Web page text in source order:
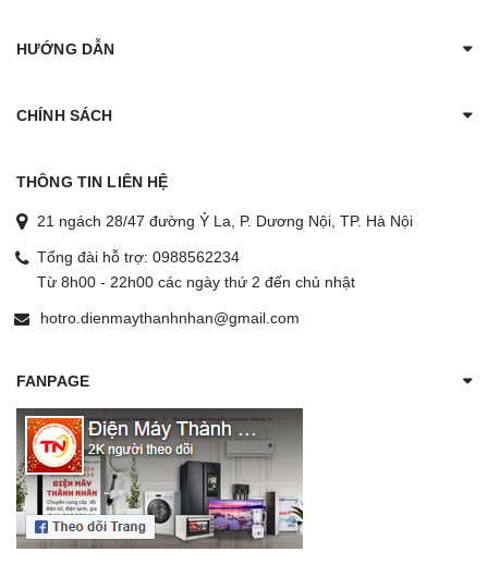
HƯỚNG DẪN
CHÍNH SÁCH
THÔNG TIN LIÊN HỆ
21 ngách 28/47 đường Ỷ La, P. Dương Nội, TP. Hà Nội
Tổng đài hỗ trợ: 0988562234
Từ 8h00 - 22h00 các ngày thứ 2 đến chủ nhật
hotro.dienmaythanhnhan@gmail.com
FANPAGE